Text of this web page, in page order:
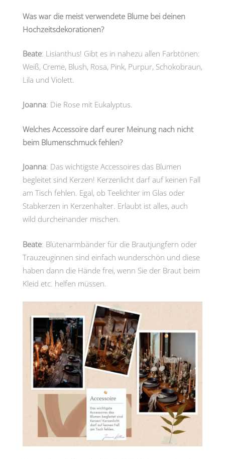
Was war die meist verwendete Blume bei deinen
Hochzeitsdekorationen?
Beate: Lisianthus! Gibt es in nahezu allen Farbtönen:
Weiß, Creme, Blush, Rosa, Pink, Purpur, Schokobraun,
Lila und Violett.
Joanna: Die Rose mit Eukalyptus.
Welches Accessoire darf eurer Meinung nach nicht
beim Blumenschmuck fehlen?
Joanna: Das wichtigste Accessoires das Blumen
begleitet sind Kerzen! Kerzenlicht darf auf keinen Fall
am Tisch fehlen. Egal, ob Teelichter im Glas oder
Stabkerzen in Kerzenhalter. Erlaubt ist alles, auch
wild durcheinander mischen.
Beate: Blütenarmbänder für die Brautjungfern oder
Trauzeuginnen sind einfach wunderschön und diese
haben dann die Hände frei, wenn Sie der Braut beim
Kleid etc. helfen müssen.